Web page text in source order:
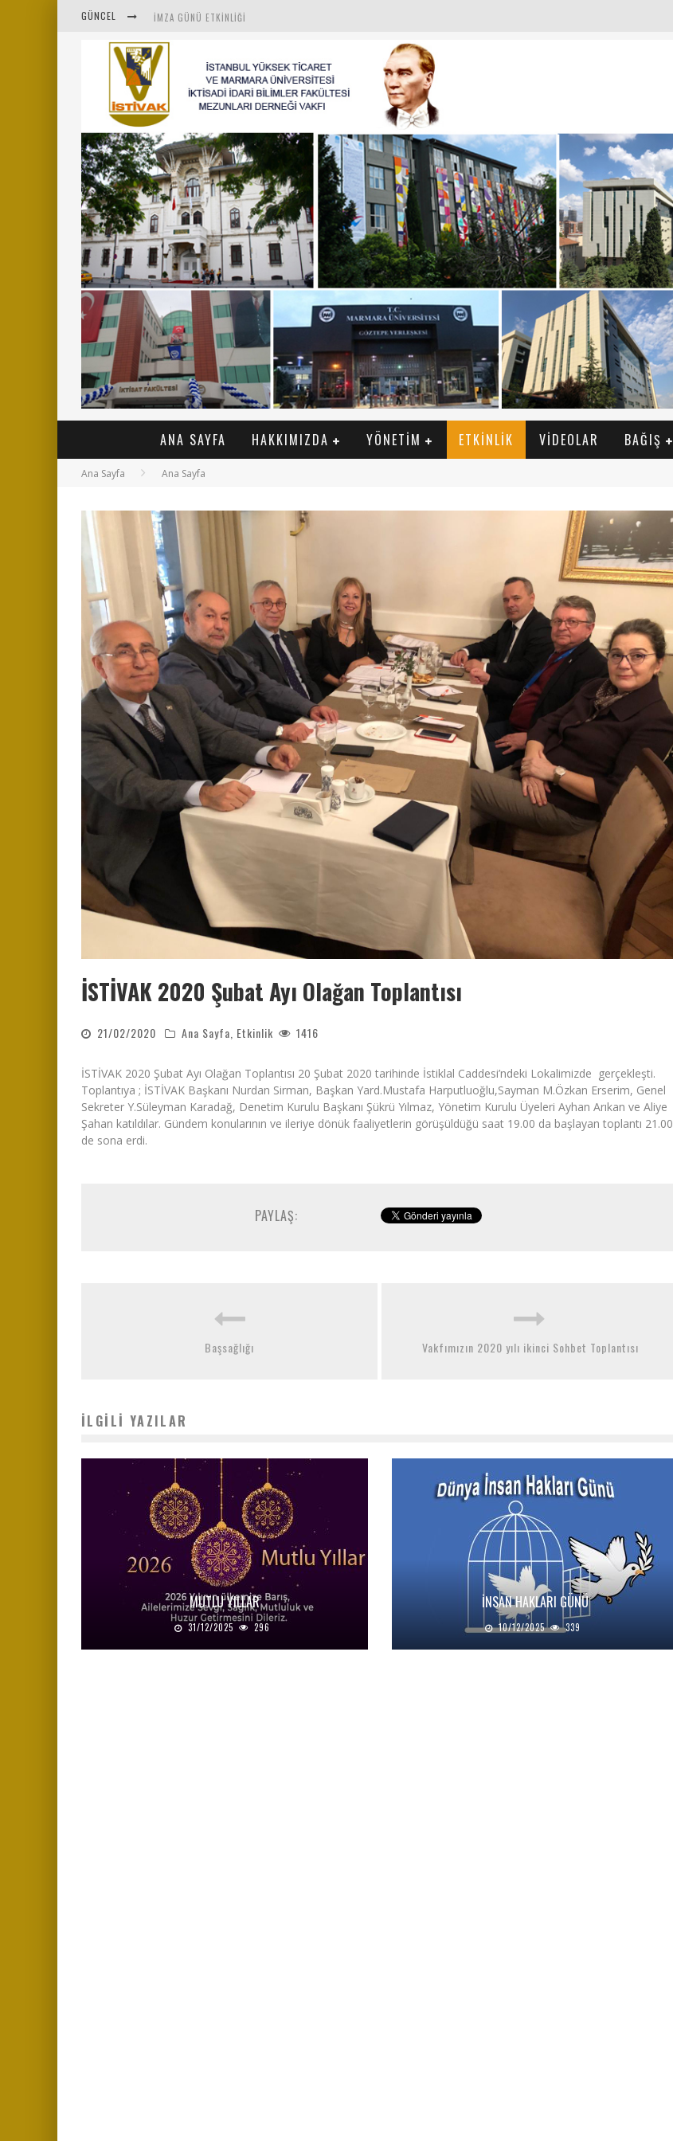
GÜNCEL İMZA GÜNÜ ETKINLIĞI
İSTİVAK 2025 HAZIRAN AYI OLAĞAN YÖNETIM KURULU
İSTİVAK 2025 NISAN AYI YÖNETIM KURULU TOPLANTISI
MENTÖR-MARMARA PROJESI KAHVALTI BULUŞMASI
“RUH VE BEDENİN UYANIŞI” KONULU ETKINLIĞIMIZDEN KARELER
SAHNE SANATLARINDA İZ BIRAKAN CUMHURİYET KADINLARI
MARMARA ÜNIVERSITESI REKTÖRÜ SAYIN MEHMET EMIN OKUR’A NEZAKET ZIYARETI
ANA SAYFA HAKKIMIZDA YÖNETIM ETKINLIK VIDEOLAR BAĞIŞ
Ana Sayfa Ana Sayfa
İSTİVAK 2020 Şubat Ayı Olağan Toplantısı
21/02/2020 Ana Sayfa Etkinlik 1416
İSTİVAK 2020 Şubat Ayı Olağan Toplantısı 20 Şubat 2020 tarihinde İstiklal Caddesi’ndeki Lokalimizde gerçekleşti.
Toplantıya ; İSTİVAK Başkanı Nurdan Sirman, Başkan Yard.Mustafa Harputluoğlu,Sayman M.Özkan Erserim, Genel
Sekreter Y.Süleyman Karadağ, Denetim Kurulu Başkanı Şükrü Yılmaz, Yönetim Kurulu Üyeleri Ayhan Arıkan ve Aliye
Şahan katıldılar. Gündem konularının ve ileriye dönük faaliyetlerin görüşüldüğü saat 19.00 da başlayan toplantı 21.00
de sona erdi.
PAYLAŞ:
Başsağlığı Vakfımızın 2020 yılı ikinci Sohbet Toplantısı
İLGILI YAZILAR
MUTLU YILLAR
31/12/2025 296
İNSAN HAKLARI GÜNÜ
10/12/2025 339